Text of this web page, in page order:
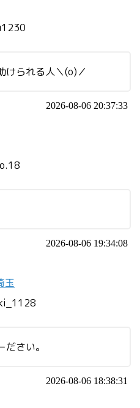
けられる人＼(o)／
2026-08-06 20:37:33
2026-08-06 19:34:08
玉
さい。
2026-08-06 18:38:31